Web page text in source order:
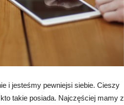
i jesteśmy pewniejsi siebie. Cieszy
takie posiada. Najczęściej mamy z